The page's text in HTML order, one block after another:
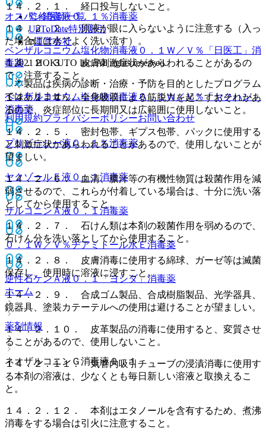
オスバン消毒液０．１％消毒薬
ベンザルコニウム塩化物消毒液０．１Ｗ／Ｖ％「日医工」 消
毒薬
ベンザルコニウム塩化物消毒液０．１Ｗ／Ｖ％「ヤクハン」
消毒薬
プリビーシー液０．１％消毒薬
ヤクゾールＥ液０．１消毒薬
ザルコニンＡ液０．１消毒薬
０．１Ｗ／Ｖ％ヂアミトール水Ｅ消毒薬
逆性石ケンＡ液０．１「ヨシダ」消毒薬
ホーム
薬剤情報
ネオザルコニンＧ消毒液０．１
１４．２．１． 経口投与しないこと。
１４．２．２． 原液が眼に入らないように注意する（入っ
た場合には水でよく洗い流す）。
１４．２．３． 皮膚刺激症状があらわれることがあるの
で、注意すること。
１４．２．４． 全身吸収による筋脱力を起こすおそれがあ
るので、炎症部位に長期間又は広範囲に使用しないこと。
１４．２．５． 密封包帯、ギプス包帯、パックに使用する
と刺激症状があらわれることがあるので、使用しないことが
望ましい。
１４．２．６． 血清、膿汁等の有機性物質は殺菌作用を減
弱させるので、これらが付着している場合は、十分に洗い落
としてから使用すること。
１４．２．７． 石けん類は本剤の殺菌作用を弱めるので、
石けん分を洗い落としてから使用すること。
１４．２．８． 皮膚消毒に使用する綿球、ガーゼ等は滅菌
保存し、使用時に溶液に浸すこと。
１４．２．９． 合成ゴム製品、合成樹脂製品、光学器具、
鏡器具、塗装カテーテルへの使用は避けることが望ましい。
１４．２．１０． 皮革製品の消毒に使用すると、変質させ
ることがあるので、使用しないこと。
１４．２．１１． 気管内吸引チューブの浸漬消毒に使用す
る本剤の溶液は、少なくとも毎日新しい溶液と取換えるこ
と。
１４．２．１２． 本剤はエタノールを含有するため、煮沸
消毒をする場合は引火に注意すること。
監修医師一覧
UpToDate特別割引
運営会社
© 2021 HOKUTO Inc. All rights reserved.
※本製品は疾病の診断・治療・予防を目的としたプログラム
ではありません。
利用規約プライバシーポリシーお問い合わせ